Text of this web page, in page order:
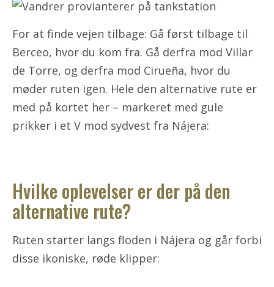
For at finde vejen tilbage: Gå først tilbage til
Berceo, hvor du kom fra. Gå derfra mod Villar
de Torre, og derfra mod Cirueña, hvor du
møder ruten igen. Hele den alternative rute er
med på kortet her – markeret med gule
prikker i et V mod sydvest fra Nájera:
Hvilke oplevelser er der på den
alternative rute?
Ruten starter langs floden i Nájera og går forbi
disse ikoniske, røde klipper: